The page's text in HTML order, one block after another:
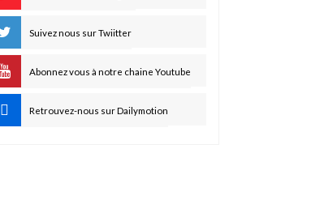
Suivez nous sur Twiitter
Abonnez vous à notre chaine Youtube
Retrouvez-nous sur Dailymotion